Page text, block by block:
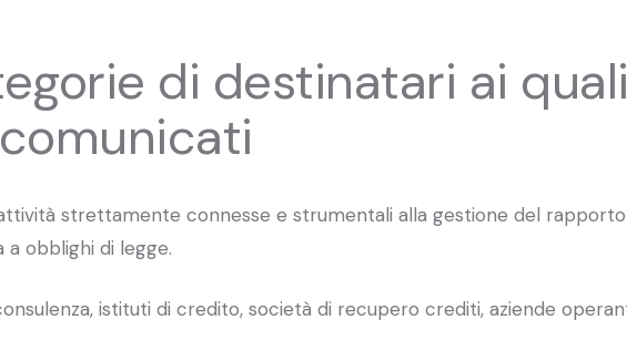
di destinatari ai
strettamente connesse e strumentali alla gestione del
obblighi di legge.
istituti di credito, società di recupero crediti, aziende